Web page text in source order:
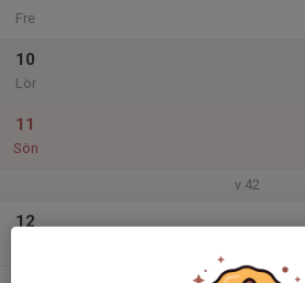
Fre
10
Lör
11
Sön
v.42
12